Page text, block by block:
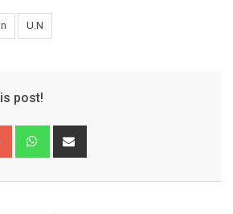
U.N
post!
Google+ Whatsapp